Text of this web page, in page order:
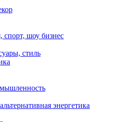
спорт, шоу бизнес
стиль
энергетика